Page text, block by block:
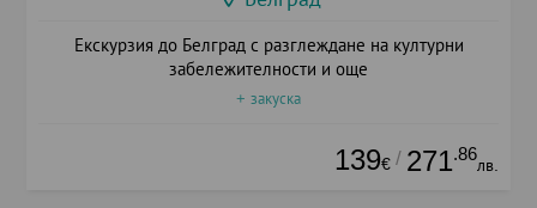
Екскурзия до Белград с разглеждане на културни
забележителности и още
+ закуска
139€ / 271.86
лв.